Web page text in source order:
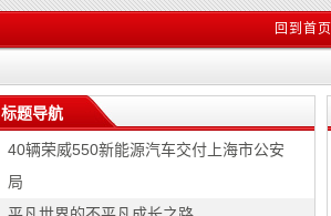
回到首页
标题导航
40辆荣威550新能源汽车交付上海市公安
局